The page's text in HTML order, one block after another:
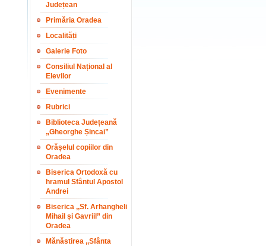
Județean
Primăria Oradea
Localități
Galerie Foto
Consiliul Național al
Elevilor
Evenimente
Rubrici
Biblioteca Județeană
„Gheorghe Șincai”
Orășelul copiilor din
Oradea
Biserica Ortodoxă cu
hramul Sfântul Apostol
Andrei
Biserica ,,Sf. Arhangheli
Mihail și Gavriil” din
Oradea
Mănăstirea ,,Sfânta